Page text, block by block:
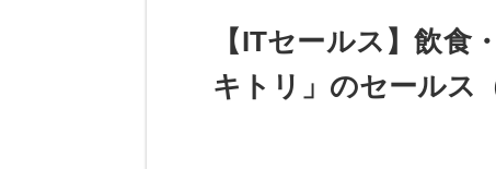
【ITセールス】飲食
キトリ」のセールス